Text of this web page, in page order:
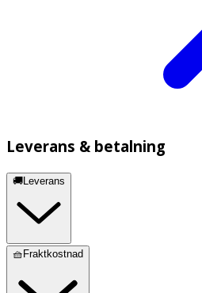
Leverans & betalning
🚚Leverans
🧺Fraktkostnad